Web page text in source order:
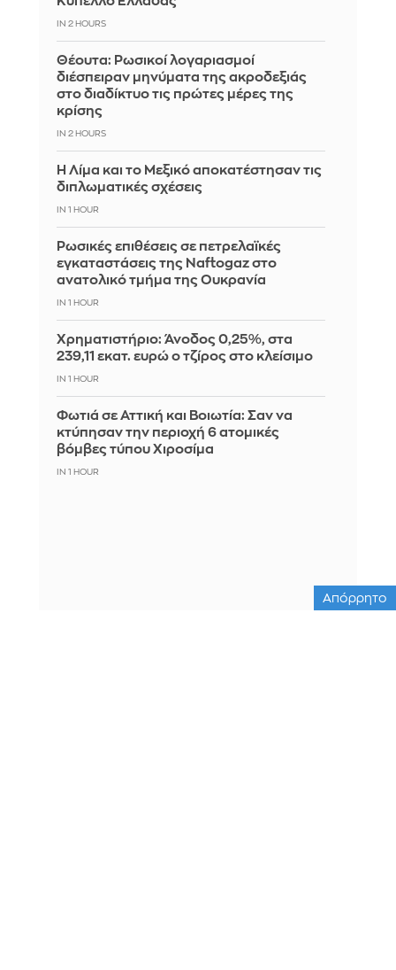
IN 2 HOURS
Θέουτα: Ρωσικοί λογαριασμοί
διέσπειραν μηνύματα της ακροδεξιάς
στο διαδίκτυο τις πρώτες μέρες της
κρίσης
IN 2 HOURS
Η Λίμα και το Μεξικό αποκατέστησαν τις
διπλωματικές σχέσεις
IN 1 HOUR
Ρωσικές επιθέσεις σε πετρελαϊκές
εγκαταστάσεις της Naftogaz στο
ανατολικό τμήμα της Ουκρανία
IN 1 HOUR
Χρηματιστήριο: Άνοδος 0,25%, στα
239,11 εκατ. ευρώ ο τζίρος στο κλείσιμο
IN 1 HOUR
Φωτιά σε Αττική και Βοιωτία: Σαν να
κτύπησαν την περιοχή 6 ατομικές
βόμβες τύπου Χιροσίμα
IN 1 HOUR
Απόρρητο